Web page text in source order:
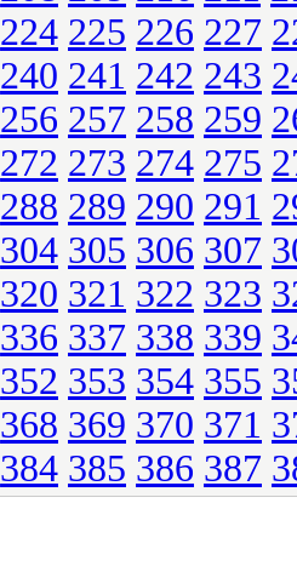
224 225 226 227
240 241 242 243
256 257 258 259
272 273 274 275
288 289 290 291
304 305 306 307
320 321 322 323
336 337 338 339
352 353 354 355
368 369 370 371
384 385 386 387